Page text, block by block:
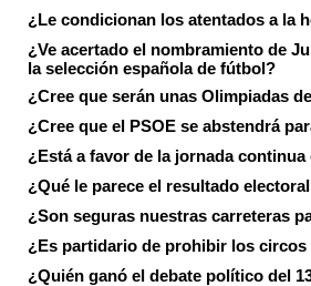
¿Le condicionan los atentados a la
¿Ve acertado el nombramiento de
la selección española de fútbol?
¿Cree que serán unas Olimpiadas
¿Cree que el PSOE se abstendrá
¿Está a favor de la jornada continua
¿Qué le parece el resultado
¿Son seguras nuestras carreteras
¿Es partidario de prohibir los circos
¿Quién ganó el debate político del